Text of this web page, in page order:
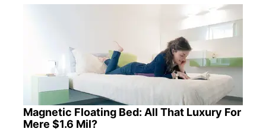
Magnetic Floating Bed: All That Luxury For
Mere $1.6 Mil?